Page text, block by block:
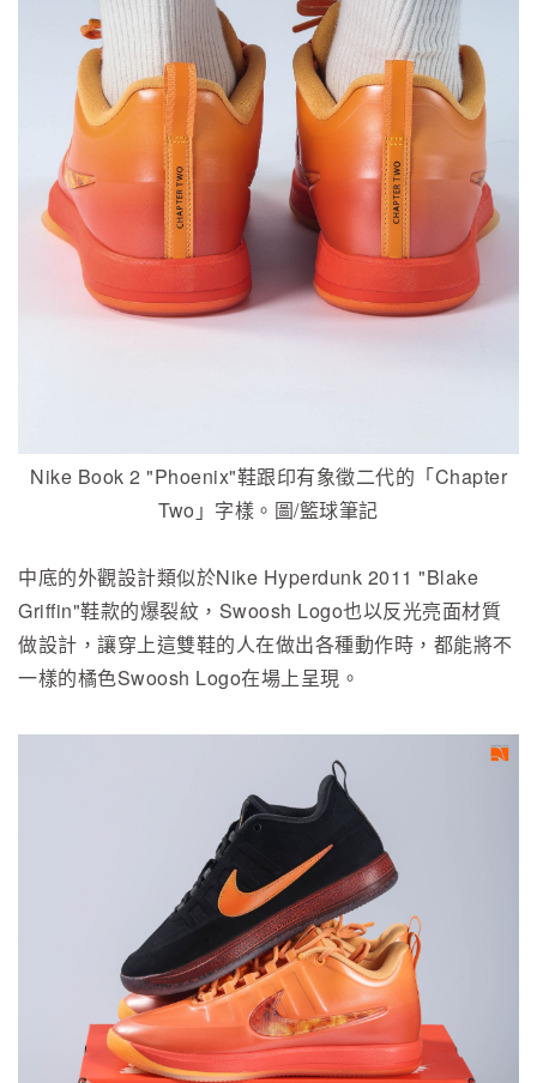
Nike Book 2 "Phoenix"鞋跟印有象徵二代的「Chapter
Two」字樣。圖/籃球筆記
中底的外觀設計類似於Nike Hyperdunk 2011 "Blake
Griffin"鞋款的爆裂紋，Swoosh Logo也以反光亮面材質
做設計，讓穿上這雙鞋的人在做出各種動作時，都能將不
一樣的橘色Swoosh Logo在場上呈現。